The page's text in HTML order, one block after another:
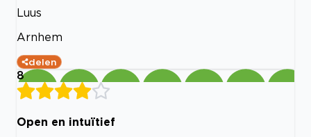
Luus
Arnhem
delen
8
Open en intuïtief